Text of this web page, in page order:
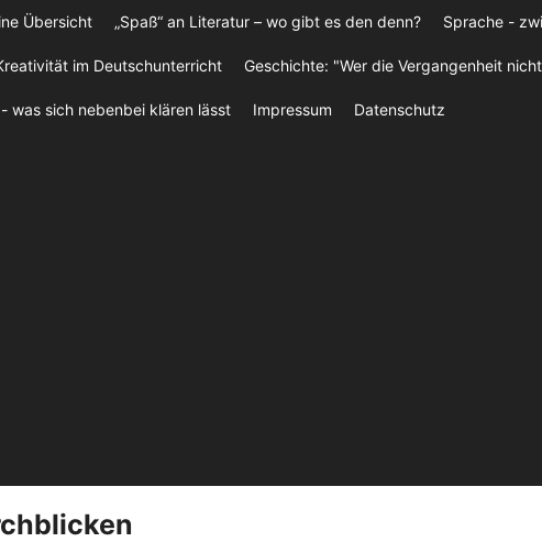
Übersicht „Spaß“ an Literatur – wo gibt es den denn? Sprache -
im Deutschunterricht Geschichte: "Wer die Vergangenheit
was sich nebenbei klären lässt Impressum Datenschutz